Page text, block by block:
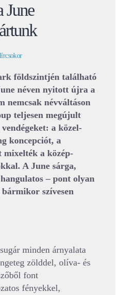
June
földszintjén található
néven nyitott újra a
nemcsak névváltáson
teljesen megújult
a közel-
koncepciót, a
mixelték a közép-
A June sárga,
– pont olyan
bármikor szívesen
minden árnyalata
zölddel, olíva- és
font
fényekkel,